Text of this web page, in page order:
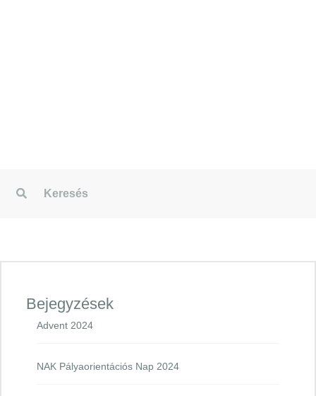
Bejegyzések
Advent 2024
NAK Pályaorientációs Nap 2024